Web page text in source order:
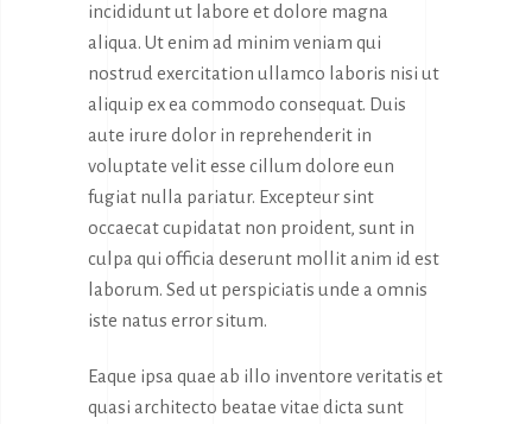
incididunt ut labore et dolore magna
aliqua. Ut enim ad minim veniam qui
nostrud exercitation ullamco laboris nisi ut
aliquip ex ea commodo consequat. Duis
aute irure dolor in reprehenderit in
voluptate velit esse cillum dolore eun
fugiat nulla pariatur. Excepteur sint
occaecat cupidatat non proident, sunt in
culpa qui officia deserunt mollit anim id est
laborum. Sed ut perspiciatis unde a omnis
iste natus error situm.
Eaque ipsa quae ab illo inventore veritatis et
quasi architecto beatae vitae dicta sunt